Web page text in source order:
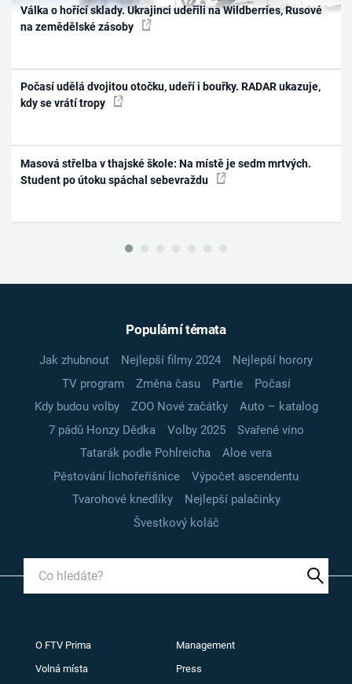
Válka o hořící sklady. Ukrajinci udeřili na Wildberries, Rusové
na zemědělské zásoby
Počasí udělá dvojitou otočku, udeří i bouřky. RADAR ukazuje,
kdy se vrátí tropy
Masová střelba v thajské škole: Na místě je sedm mrtvých.
Student po útoku spáchal sebevraždu
Populární témata
Jak zhubnout Nejlepší filmy 2024
Nejlepší horory
TV program
Změna času Partie
Počasí
Kdy budou volby
ZOO Nové začátky
Auto – katalog
7 pádů Honzy Dědka
Volby 2025
Svařené víno
Tatarák podle Pohlreicha
Aloe vera
Pěstování lichořeřišnice
Výpočet ascendentu
Tvarohové knedlíky
Nejlepší palačinky
Švestkový koláč
O FTV Prima Management
Volná místa Press